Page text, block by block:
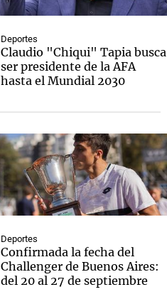
Deportes
Claudio "Chiqui" Tapia busca
ser presidente de la AFA
hasta el Mundial 2030
Deportes
Confirmada la fecha del
Challenger de Buenos Aires:
del 20 al 27 de septiembre